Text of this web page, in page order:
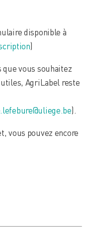
disponible à
)
que vous souhaitez
AgriLabel reste
).
vous pouvez encore